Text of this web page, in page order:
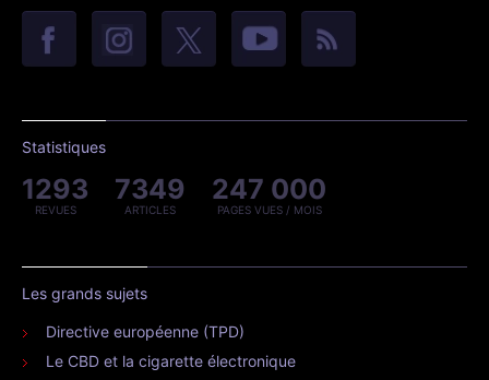
Statistiques
1293
REVUES
7349
ARTICLES
247 000
PAGES VUES / MOIS
Les grands sujets
Directive européenne (TPD)
Le CBD et la cigarette électronique